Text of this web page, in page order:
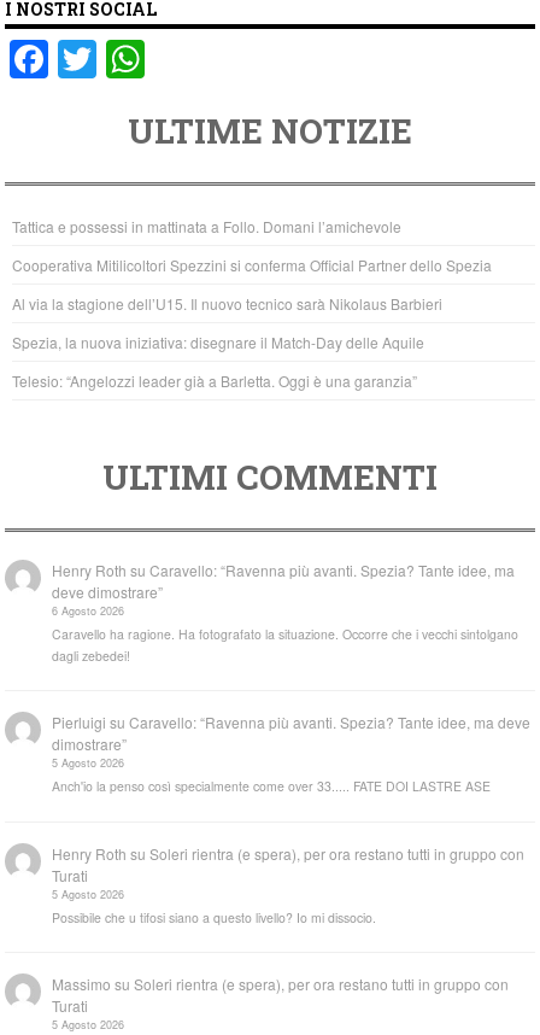
I NOSTRI SOCIAL
F
e
b
o
o
k
T
er
at
s
A
p
p
ULTIME NOTIZIE
Tattica e possessi in mattinata a Follo. Domani l’amichevole
Cooperativa Mitilicoltori Spezzini si conferma Official Partner dello Spezia
Al via la stagione dell’U15. Il nuovo tecnico sarà Nikolaus Barbieri
Spezia, la nuova iniziativa: disegnare il Match-Day delle Aquile
Telesio: “Angelozzi leader già a Barletta. Oggi è una garanzia”
ULTIMI COMMENTI
Henry Roth suCaravello: “Ravenna più avanti. Spezia? Tante idee, ma
deve dimostrare”
6 Agosto 2026
Caravello ha ragione. Ha fotografato la situazione. Occorre che i vecchi sintolgano
dagli zebedei!
Pierluigi suCaravello: “Ravenna più avanti. Spezia? Tante idee, ma deve
dimostrare”
5 Agosto 2026
Anch'io la penso così specialmente come over 33..... FATE DOI LASTRE ASE
Henry Roth suSoleri rientra (e spera), per ora restano tutti in gruppo con
Turati
5 Agosto 2026
Possibile che u tifosi siano a questo livello? Io mi dissocio.
Massimo suSoleri rientra (e spera), per ora restano tutti in gruppo con
Turati
5 Agosto 2026